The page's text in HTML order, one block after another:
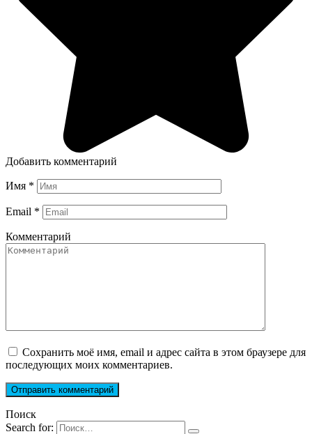
Добавить комментарий
Имя *
Email *
Комментарий
Сохранить моё имя, email и адрес сайта в этом браузере для
последующих моих комментариев.
Поиск
Search for: